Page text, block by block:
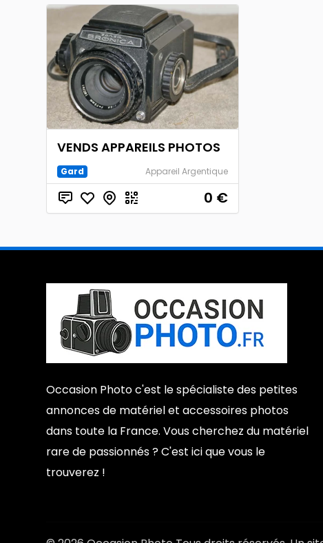
VENDS APPAREILS PHOTOS
Gard Appareil Argentique
0 €
Occasion Photo c'est le spécialiste des petites
annonces de matériel et accessoires photos
dans toute la France. Vous cherchez du matériel
rare de passionnés ? C'est ici que vous le
trouverez !